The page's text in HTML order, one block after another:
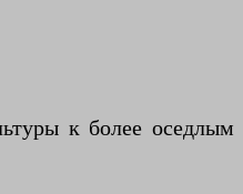
к более оседлым